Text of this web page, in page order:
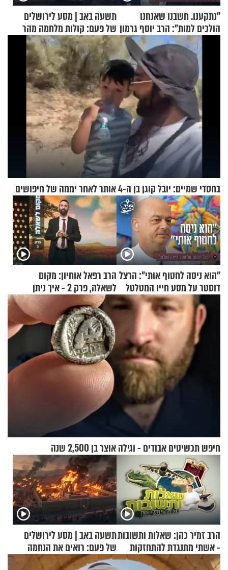
"נתקענו. חשבנו שאנחנו
הולכים למות": הרב יוסף גרמון
בריאיון מרתק
תשעה באב | מסע לירושלים
של פעם: קולות מלחמה מהר
הזיתים
בחסדי שמיים: יובל קוגן בן ה-4 אותר לאחר יממה של חיפושים
"הוא ניסה לחטוף אותי": הרצל
דוסטר על מסע חייו המטלטל
הרב רפאל אוחיון: מקום
לשאלה, פרק 2 - איך ניתן
להוכיח שהתורה משמיים?
חיפש תכשיטים אבודים - וגילה אוצר בן 2,500 שנה
הרב זמיר כהן: שאלות ותשובות
- אשתי מתנגדת להתחזקות
שלי
תשעה באב | מסע לירושלים
של פעם: רואים את הנחמה